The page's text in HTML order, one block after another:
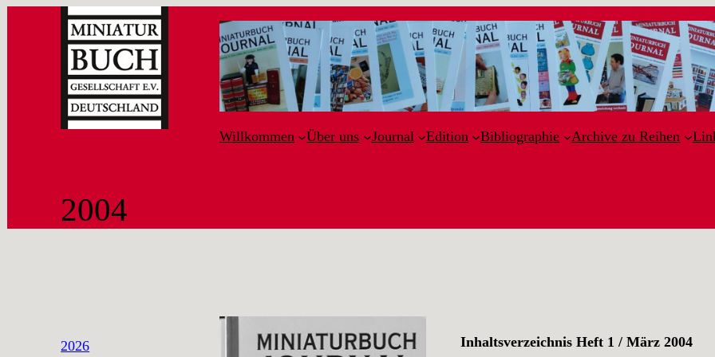
Willkommen Über uns Journal Edition Bibliographie Archive zu Reihen
2004
2026
Inhaltsverzeichnis Heft 1 / März 2004